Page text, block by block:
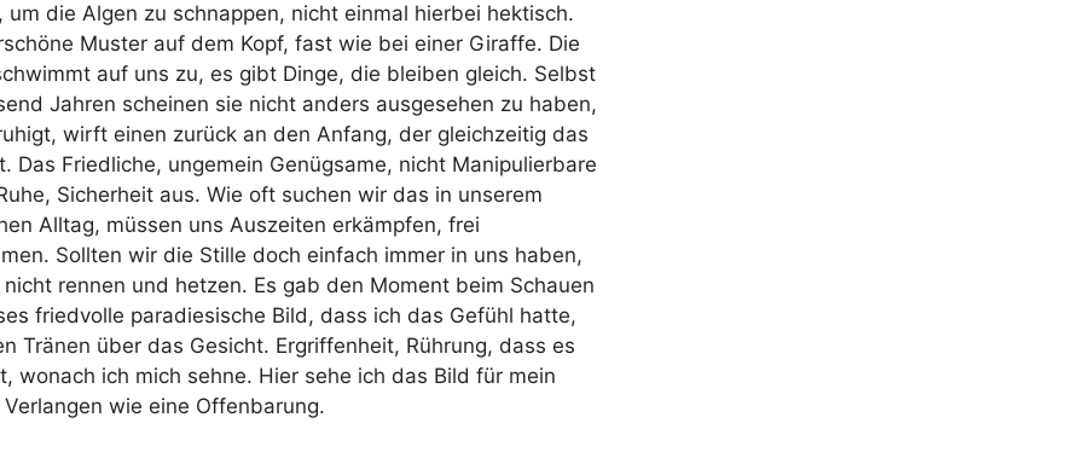
um die Algen zu schnappen, nicht einmal hierbei hektisch.
Muster auf dem Kopf, fast wie bei einer Giraffe. Die
auf uns zu, es gibt Dinge, die bleiben gleich. Selbst
Jahren scheinen sie nicht anders ausgesehen zu haben,
wirft einen zurück an den Anfang, der gleichzeitig das
Das Friedliche, ungemein Genügsame, nicht Manipulierbare
Sicherheit aus. Wie oft suchen wir das in unserem
Alltag, müssen uns Auszeiten erkämpfen, frei
Sollten wir die Stille doch einfach immer in uns haben,
rennen und hetzen. Es gab den Moment beim Schauen
friedvolle paradiesische Bild, dass ich das Gefühl hatte,
Tränen über das Gesicht. Ergriffenheit, Rührung, dass es
wonach ich mich sehne. Hier sehe ich das Bild für mein
Verlangen wie eine Offenbarung.